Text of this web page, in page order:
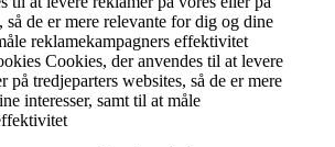
så de er mere relevante for dig og dine
reklamekampagners effektivitet
Cookies, der anvendes til at levere
på tredjeparters websites, så de er mere
interesser, samt til at måle